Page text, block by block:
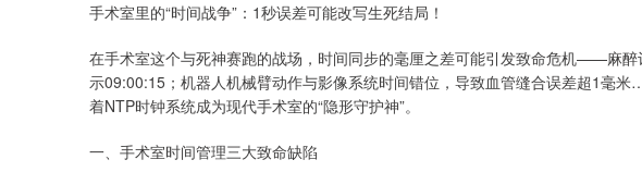
手术室里的“时间战争”：1秒误差可能改写生死结局！
在手术室这个与死神赛跑的战场，时间同步的毫厘之差可能引发致命危机——麻
示09:00:15；机器人机械臂动作与影像系统时间错位，导致血管缝合误差超1毫
着NTP时钟系统成为现代手术室的“隐形守护神”。
一、手术室时间管理三大致命缺陷